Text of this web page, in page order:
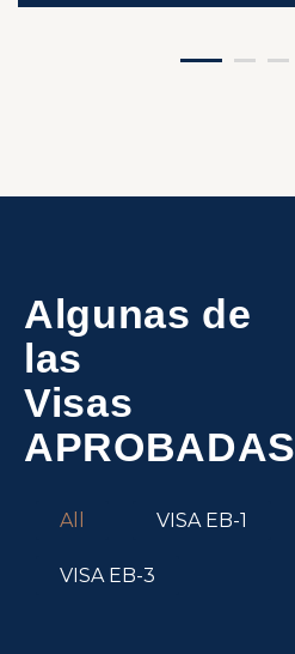
Algunas de
las
Visas
APROBADAS
All VISA EB-1
VISA EB-3